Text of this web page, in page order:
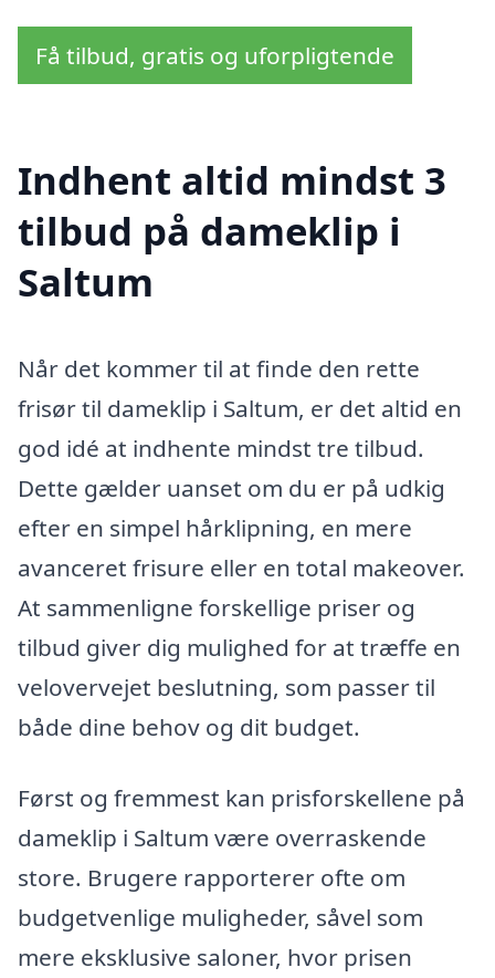
Få tilbud, gratis og uforpligtende
Indhent altid mindst 3
tilbud på dameklip i
Saltum
Når det kommer til at finde den rette
frisør til dameklip i Saltum, er det altid en
god idé at indhente mindst tre tilbud.
Dette gælder uanset om du er på udkig
efter en simpel hårklipning, en mere
avanceret frisure eller en total makeover.
At sammenligne forskellige priser og
tilbud giver dig mulighed for at træffe en
velovervejet beslutning, som passer til
både dine behov og dit budget.
Først og fremmest kan prisforskellene på
dameklip i Saltum være overraskende
store. Brugere rapporterer ofte om
budgetvenlige muligheder, såvel som
mere eksklusive saloner, hvor prisen